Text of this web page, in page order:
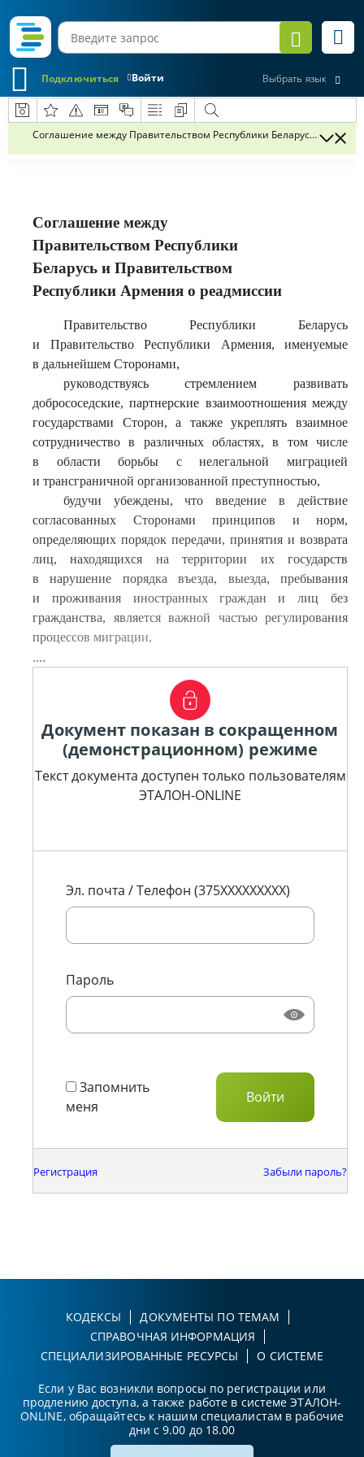
Войти
Подключиться Выбрать язык
Соглашение между Правительством Республики Беларусь и
Соглашение между
Правительством Республики
Беларусь и Правительством
Республики Армения о реадмиссии
Правительство Республики Беларусь
и Правительство Республики Армения, именуемые
в дальнейшем Сторонами,
руководствуясь стремлением развивать
добрососедские, партнерские взаимоотношения между
государствами Сторон, а также укреплять взаимное
сотрудничество в различных областях, в том числе
в области борьбы с нелегальной миграцией
и трансграничной организованной преступностью,
будучи убеждены, что введение в действие
согласованных Сторонами принципов и норм,
определяющих порядок передачи, принятия и возврата
лиц, находящихся на территории их государств
в нарушение порядка въезда, выезда, пребывания
и проживания иностранных граждан и лиц без
гражданства, является важной частью регулирования
процессов миграции,
....
Документ показан в сокращенном
(демонстрационном) режиме
Текст документа доступен только пользователям
ЭТАЛОН-ONLINE
Эл. почта / Телефон (375XXXXXXXXX)
Пароль
Запомнить
меня
Регистрация Забыли пароль?
КОДЕКСЫ
ДОКУМЕНТЫ ПО ТЕМАМ
СПРАВОЧНАЯ ИНФОРМАЦИЯ
СПЕЦИАЛИЗИРОВАННЫЕ РЕСУРСЫ
О СИСТЕМЕ
Если у Вас возникли вопросы по регистрации или
продлению доступа, а также работе в системе ЭТАЛОН-
ONLINE, обращайтесь к нашим специалистам в рабочие
дни с 9.00 до 18.00